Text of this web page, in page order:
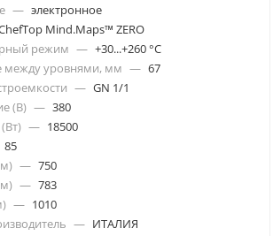
— электронное
Mind.Maps™ ZERO
режим — +30...+260 °C
между уровнями, мм — 67
— GN 1/1
(В) — 380
— 18500
85
— 750
— 783
— 1010
— ИТАЛИЯ